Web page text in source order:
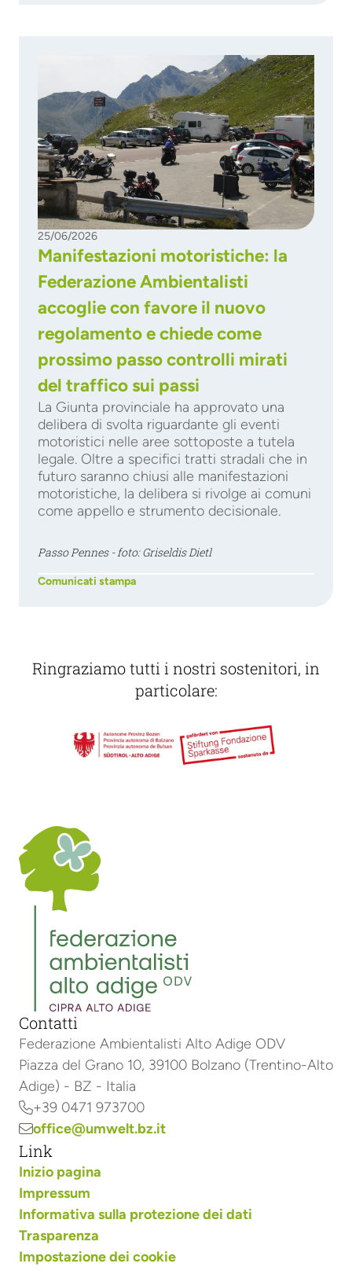
25/06/2026
Manifestazioni motoristiche: la
Federazione Ambientalisti
accoglie con favore il nuovo
regolamento e chiede come
prossimo passo controlli mirati
del traffico sui passi
La Giunta provinciale ha approvato una
delibera di svolta riguardante gli eventi
motoristici nelle aree sottoposte a tutela
legale. Oltre a specifici tratti stradali che in
futuro saranno chiusi alle manifestazioni
motoristiche, la delibera si rivolge ai comuni
come appello e strumento decisionale.
Passo Pennes - foto: Griseldis Dietl
Comunicati stampa
Ringraziamo tutti i nostri sostenitori, in
particolare:
Contatti
Federazione Ambientalisti Alto Adige ODV
Piazza del Grano 10, 39100 Bolzano (Trentino-Alto
Adige) - BZ - Italia
+39 0471 973700
office@umwelt.bz.it
Link
Inizio pagina
Impressum
Informativa sulla protezione dei dati
Trasparenza
Impostazione dei cookie